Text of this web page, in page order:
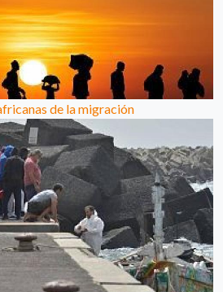
de la migración